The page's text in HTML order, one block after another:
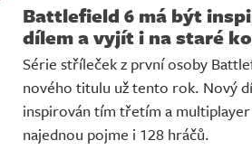
Battlefield 6 má být
dílem a vyjít i na staré
Série stříleček z první osoby
nového titulu už tento rok. Nový
inspirován tím třetím a
najednou pojme i 128 hráčů.